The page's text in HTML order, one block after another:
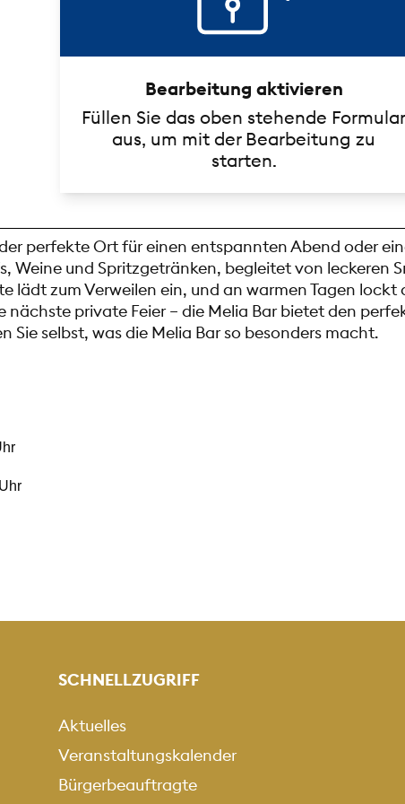
Bearbeitung aktivieren
Füllen Sie das oben stehende Formular
aus, um mit der Bearbeitung zu
starten.
perfekte Ort für einen entspannten Abend oder
Weine und Spritzgetränken, begleitet von leckeren
lädt zum Verweilen ein, und an warmen Tagen lockt
nächste private Feier – die Melia Bar bietet den
Sie selbst, was die Melia Bar so besonders macht.
SCHNELLZUGRIFF
Aktuelles
Veranstaltungskalender
Bürgerbeauftragte